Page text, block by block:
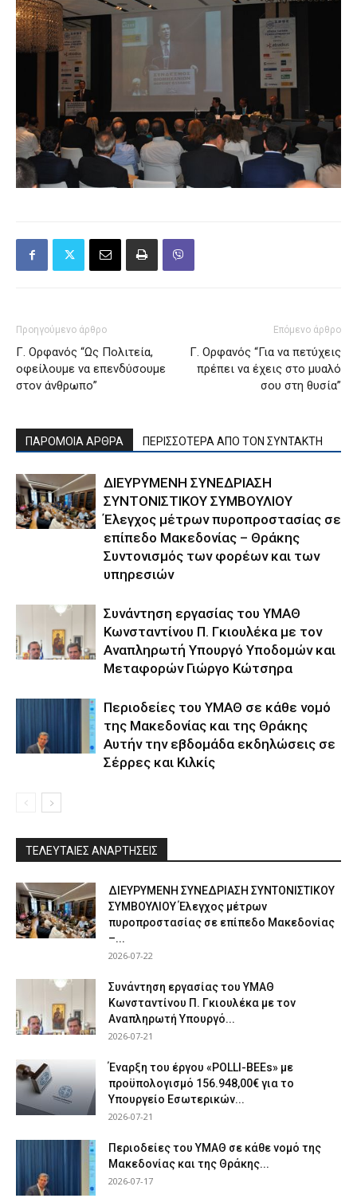
Προηγούμενο άρθρο
Γ. Ορφανός “Ως Πολιτεία,
οφείλουμε να επενδύσουμε
στον άνθρωπο”
Επόμενο άρθρο
Γ. Ορφανός “Για να πετύχεις
πρέπει να έχεις στο μυαλό
σου στη θυσία”
ΠΑΡΟΜΟΙΑ ΑΡΘΡΑ ΠΕΡΙΣΣΟΤΕΡΑ ΑΠΟ ΤΟΝ ΣΥΝΤΑΚΤΗ
ΔΙΕΥΡΥΜΕΝΗ ΣΥΝΕΔΡΙΑΣΗ
ΣΥΝΤΟΝΙΣΤΙΚΟΥ ΣΥΜΒΟΥΛΙΟΥ
Έλεγχος μέτρων πυροπροστασίας σε
επίπεδο Μακεδονίας – Θράκης
Συντονισμός των φορέων και των
υπηρεσιών
Συνάντηση εργασίας του ΥΜΑΘ
Κωνσταντίνου Π. Γκιουλέκα με τον
Αναπληρωτή Υπουργό Υποδομών και
Μεταφορών Γιώργο Κώτσηρα
Περιοδείες του ΥΜΑΘ σε κάθε νομό
της Μακεδονίας και της Θράκης
Αυτήν την εβδομάδα εκδηλώσεις σε
Σέρρες και Κιλκίς
ΤΕΛΕΥΤΑΙΕΣ ΑΝΑΡΤΗΣΕΙΣ
ΔΙΕΥΡΥΜΕΝΗ ΣΥΝΕΔΡΙΑΣΗ ΣΥΝΤΟΝΙΣΤΙΚΟΥ
ΣΥΜΒΟΥΛΙΟΥ Έλεγχος μέτρων
πυροπροστασίας σε επίπεδο Μακεδονίας
–...
2026-07-22
Συνάντηση εργασίας του ΥΜΑΘ
Κωνσταντίνου Π. Γκιουλέκα με τον
Αναπληρωτή Υπουργό...
2026-07-21
Έναρξη του έργου «POLLI-BEEs» με
προϋπολογισμό 156.948,00€ για το
Υπουργείο Εσωτερικών...
2026-07-21
Περιοδείες του ΥΜΑΘ σε κάθε νομό της
Μακεδονίας και της Θράκης...
2026-07-17